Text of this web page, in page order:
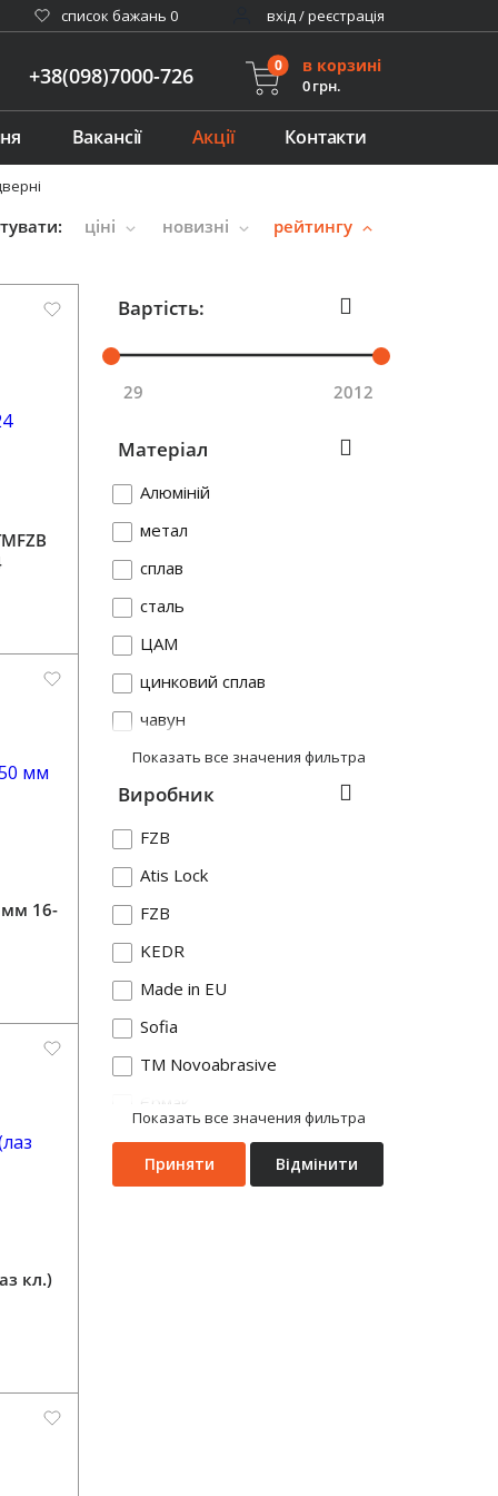
cписок бажань 0 вхід / реєстрація
+38(098)7000-726 0 в корзині
0 грн.
Вакансії Акції Контакти
ціні новизні рейтингу
мм 16-
кл.)
Вартість:
29 2012
Матеріал
Алюміній
метал
сплав
сталь
ЦАМ
цинковий сплав
чавун
Показать все значения фильтра
Виробник
FZB
Atis Lock
FZB
KEDR
Made in EU
Sofia
TM Novoabrasive
Єрмак
Аріко
Без бренду
Показать все значения фильтра
Приняти Відмінити